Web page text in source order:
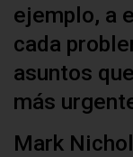
ejemplo, a
cada
asuntos
más
Mark